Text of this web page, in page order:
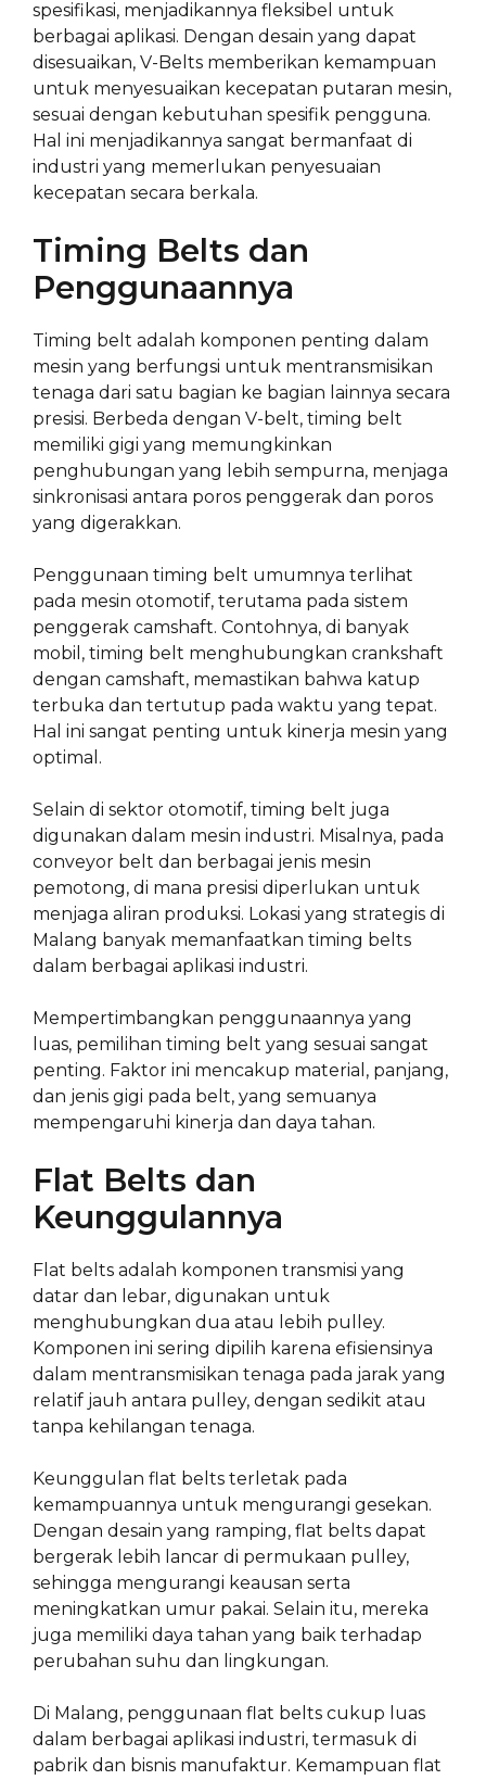
spesifikasi, menjadikannya fleksibel untuk
berbagai aplikasi. Dengan desain yang dapat
disesuaikan, V-Belts memberikan kemampuan
untuk menyesuaikan kecepatan putaran mesin,
sesuai dengan kebutuhan spesifik pengguna.
Hal ini menjadikannya sangat bermanfaat di
industri yang memerlukan penyesuaian
kecepatan secara berkala.
Timing Belts dan
Penggunaannya
Timing belt adalah komponen penting dalam
mesin yang berfungsi untuk mentransmisikan
tenaga dari satu bagian ke bagian lainnya secara
presisi. Berbeda dengan V-belt, timing belt
memiliki gigi yang memungkinkan
penghubungan yang lebih sempurna, menjaga
sinkronisasi antara poros penggerak dan poros
yang digerakkan.
Penggunaan timing belt umumnya terlihat
pada mesin otomotif, terutama pada sistem
penggerak camshaft. Contohnya, di banyak
mobil, timing belt menghubungkan crankshaft
dengan camshaft, memastikan bahwa katup
terbuka dan tertutup pada waktu yang tepat.
Hal ini sangat penting untuk kinerja mesin yang
optimal.
Selain di sektor otomotif, timing belt juga
digunakan dalam mesin industri. Misalnya, pada
conveyor belt dan berbagai jenis mesin
pemotong, di mana presisi diperlukan untuk
menjaga aliran produksi. Lokasi yang strategis di
Malang banyak memanfaatkan timing belts
dalam berbagai aplikasi industri.
Mempertimbangkan penggunaannya yang
luas, pemilihan timing belt yang sesuai sangat
penting. Faktor ini mencakup material, panjang,
dan jenis gigi pada belt, yang semuanya
mempengaruhi kinerja dan daya tahan.
Flat Belts dan
Keunggulannya
Flat belts adalah komponen transmisi yang
datar dan lebar, digunakan untuk
menghubungkan dua atau lebih pulley.
Komponen ini sering dipilih karena efisiensinya
dalam mentransmisikan tenaga pada jarak yang
relatif jauh antara pulley, dengan sedikit atau
tanpa kehilangan tenaga.
Keunggulan flat belts terletak pada
kemampuannya untuk mengurangi gesekan.
Dengan desain yang ramping, flat belts dapat
bergerak lebih lancar di permukaan pulley,
sehingga mengurangi keausan serta
meningkatkan umur pakai. Selain itu, mereka
juga memiliki daya tahan yang baik terhadap
perubahan suhu dan lingkungan.
Di Malang, penggunaan flat belts cukup luas
dalam berbagai aplikasi industri, termasuk di
pabrik dan bisnis manufaktur. Kemampuan flat